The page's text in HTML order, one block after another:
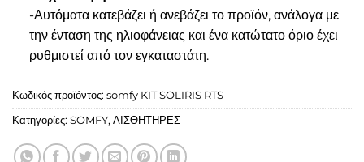
-Αυτόματα κατεβάζει ή ανεβάζει το προϊόν, ανάλογα με
την ένταση της ηλιοφάνειας και ένα κατώτατο όριο έχει
ρυθμιστεί από τον εγκαταστάτη.
Κωδικός προϊόντος: somfy KIT SOLIRIS RTS
Κατηγορίες: SOMFY, ΑΙΣΘΗΤΗΡΕΣ